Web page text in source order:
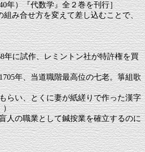
年）『代数学』全２巻を刊行］
み合せ方を変えて差し込むことで、
に試作、レミントン社が特許権を買
年、当道職階最高位の七老。箏組歌
らい、とくに妻が紙縒りで作った漢字
）
人の職業として鍼按業を確立するのに